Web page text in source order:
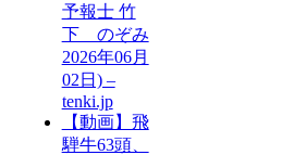
予報士 竹
下 のぞみ
2026年06月
02日) –
tenki.jp
【動画】飛
騨牛63頭、